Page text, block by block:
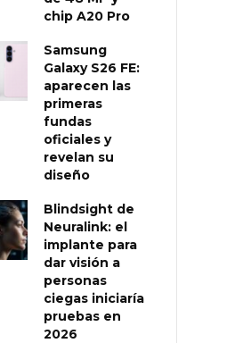
chip A20 Pro
Samsung
Galaxy S26 FE:
aparecen las
primeras
fundas
oficiales y
revelan su
diseño
Blindsight de
Neuralink: el
implante para
dar visión a
personas
ciegas iniciaría
pruebas en
2026